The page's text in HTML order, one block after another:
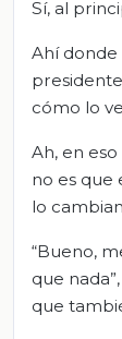
Sí, al
Ahí donde
cómo lo
Ah, en
no es que
lo
“Bueno,
que
que